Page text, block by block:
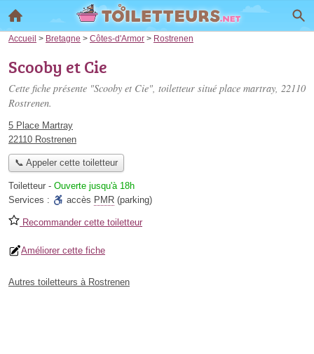
Accueil > Bretagne > Côtes-d'Armor > Rostrenen
Scooby et Cie
Cette fiche présente "Scooby et Cie", toiletteur situé place martray, 22110
Rostrenen.
5 Place Martray
22110 Rostrenen
📞 Appeler cette toiletteur
Toiletteur - Ouverte jusqu'à 18h
Services :
accès PMR (parking)
Recommander cette toiletteur
Améliorer cette fiche
Autres toiletteurs à Rostrenen